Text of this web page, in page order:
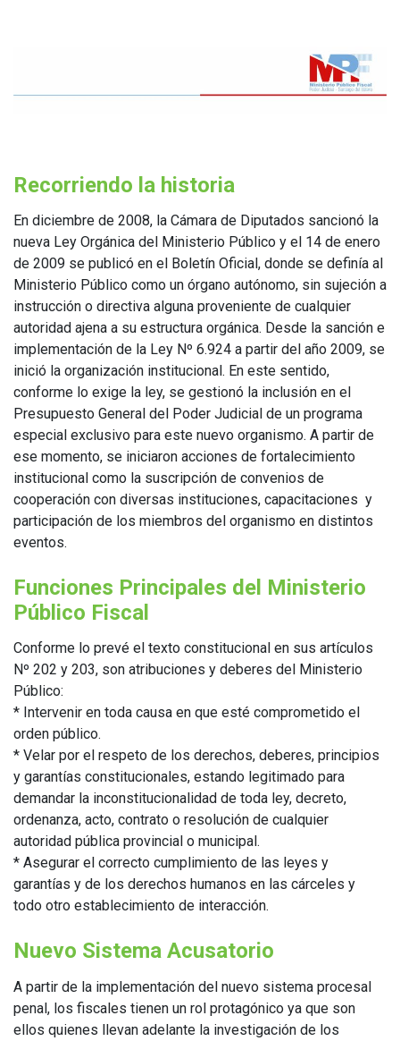
Recorriendo la historia
En diciembre de 2008, la Cámara de Diputados sancionó la
nueva Ley Orgánica del Ministerio Público y el 14 de enero
de 2009 se publicó en el Boletín Oficial, donde se definía al
Ministerio Público como un órgano autónomo, sin sujeción a
instrucción o directiva alguna proveniente de cualquier
autoridad ajena a su estructura orgánica. Desde la sanción e
implementación de la Ley Nº 6.924 a partir del año 2009, se
inició la organización institucional. En este sentido,
conforme lo exige la ley, se gestionó la inclusión en el
Presupuesto General del Poder Judicial de un programa
especial exclusivo para este nuevo organismo. A partir de
ese momento, se iniciaron acciones de fortalecimiento
institucional como la suscripción de convenios de
cooperación con diversas instituciones, capacitaciones y
participación de los miembros del organismo en distintos
eventos.
Funciones Principales del Ministerio
Público Fiscal
Conforme lo prevé el texto constitucional en sus artículos
Nº 202 y 203, son atribuciones y deberes del Ministerio
Público:
* Intervenir en toda causa en que esté comprometido el
orden público.
* Velar por el respeto de los derechos, deberes, principios
y garantías constitucionales, estando legitimado para
demandar la inconstitucionalidad de toda ley, decreto,
ordenanza, acto, contrato o resolución de cualquier
autoridad pública provincial o municipal.
* Asegurar el correcto cumplimiento de las leyes y
garantías y de los derechos humanos en las cárceles y
todo otro establecimiento de interacción.
Nuevo Sistema Acusatorio
A partir de la implementación del nuevo sistema procesal
penal, los fiscales tienen un rol protagónico ya que son
ellos quienes llevan adelante la investigación de los